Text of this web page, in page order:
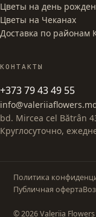
Цветы на день
Цветы на Чеканах
Доставка по районам
КОНТАКТЫ
+373 79 43 49 55
bd. Mircea cel Bătrân
Круглосуточно,
Политика
Публичная оферта
© 2026 Valeriia